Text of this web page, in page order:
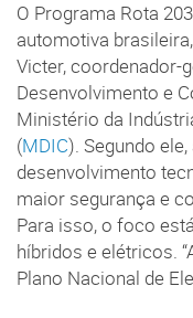
O Programa Rota
automotiva
Victer, coordenador-
Desenvolvimento e
Ministério da
(MDIC). Segundo
desenvolvimento
maior segurança e
Para isso, o foco
híbridos e elétricos.
Plano Nacional de